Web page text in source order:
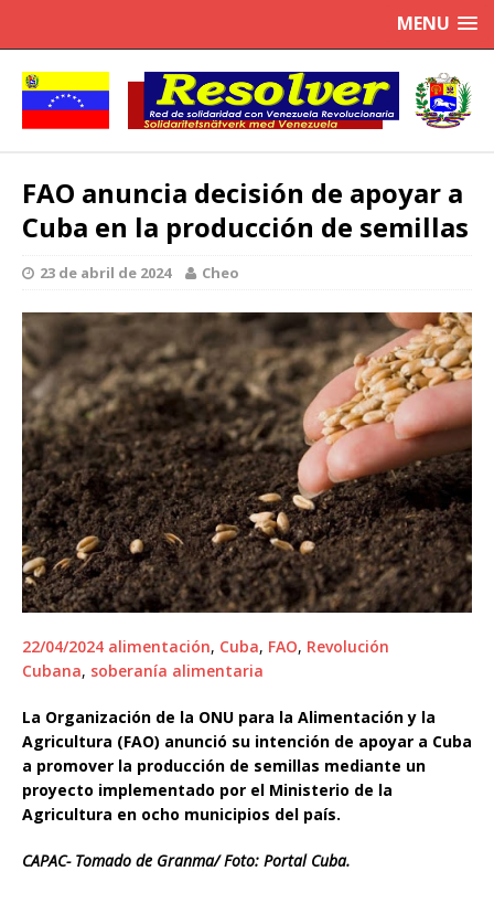
MENU
FAO anuncia decisión de apoyar a
Cuba en la producción de semillas
23 de abril de 2024 Cheo
22/04/2024 alimentación, Cuba, FAO, Revolución
Cubana, soberanía alimentaria
La Organización de la ONU para la Alimentación y la
Agricultura (FAO) anunció su intención de apoyar a Cuba
a promover la producción de semillas mediante un
proyecto implementado por el Ministerio de la
Agricultura en ocho municipios del país.
CAPAC- Tomado de Granma/ Foto: Portal Cuba.